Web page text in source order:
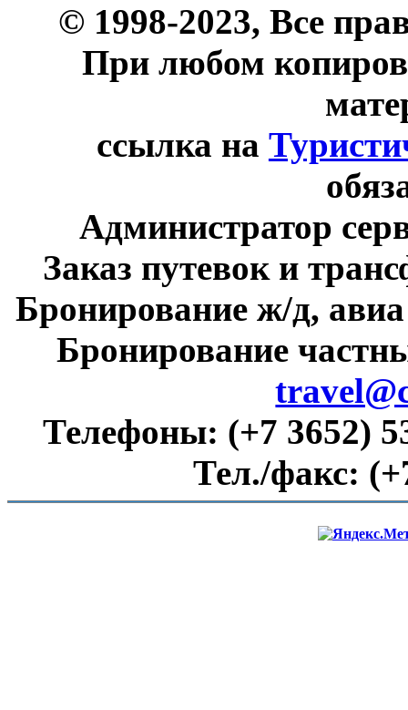
© 1998-2023, Все
При любом
ссылка на
Администратор
Заказ путевок и
Бронирование ж/д,
Бронирование
Телефоны: (+7 3652)
Тел./факс: